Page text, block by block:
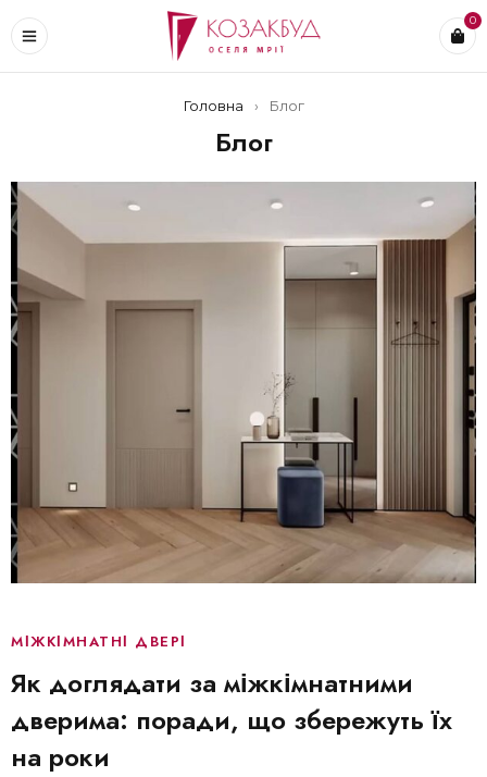
0
Головна › Блог
Блог
МІЖКІМНАТНІ ДВЕРІ
Як доглядати за міжкімнатними
дверима: поради, що збережуть їх
на роки